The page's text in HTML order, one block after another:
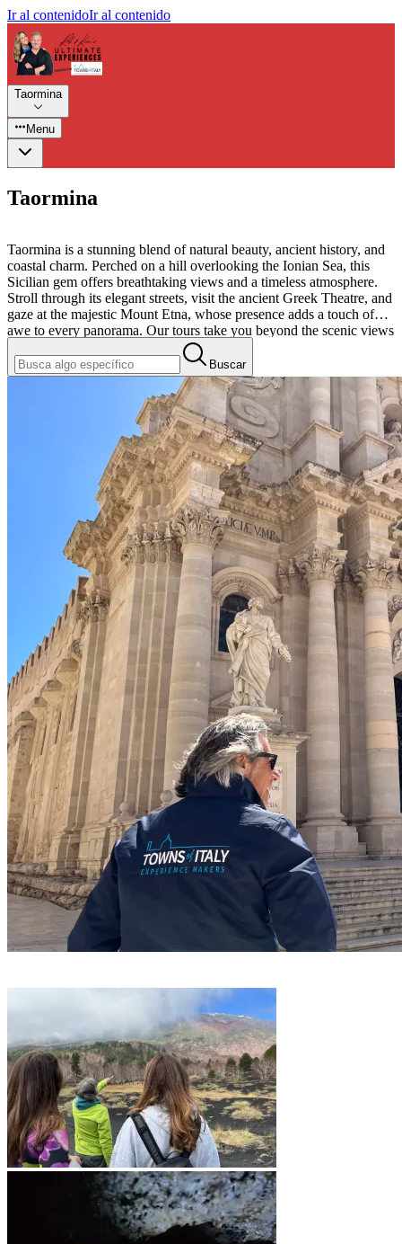
Ir al contenidoIr al contenido
Taormina
Menu
Taormina
Taormina is a stunning blend of natural beauty, ancient history, and
coastal charm. Perched on a hill overlooking the Ionian Sea, this
Sicilian gem offers breathtaking views and a timeless atmosphere.
Stroll through its elegant streets, visit the ancient Greek Theatre, and
gaze at the majestic Mount Etna, whose presence adds a touch of
awe to every panorama. Our tours take you beyond the scenic views
to uncover Taormina’s fascinating past and vibrant culture.
Buscar